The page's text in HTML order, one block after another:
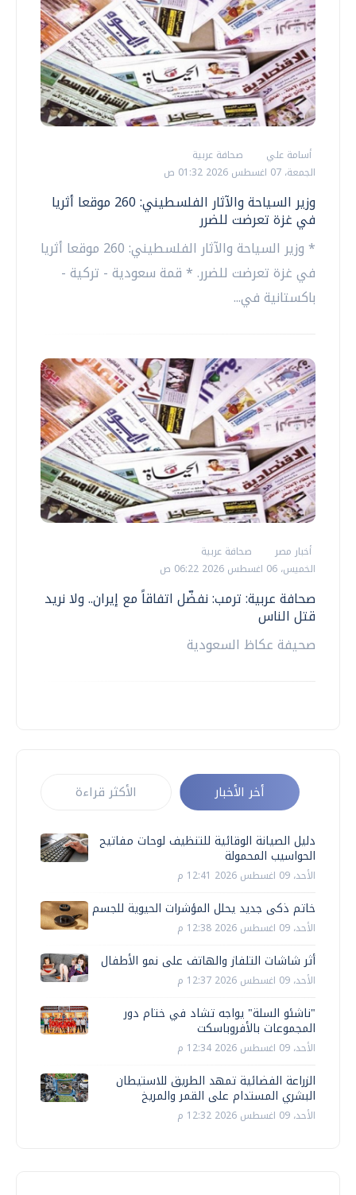
أسامة علي
صحافة عربية
الجمعة، 07 اغسطس 2026 01:32 ص
وزير السياحة والآثار الفلسطيني: 260 موقعا أثريا
في غزة تعرضت للضرر
* وزير السياحة والآثار الفلسطيني: 260 موقعا أثريا
في غزة تعرضت للضرر. * قمة سعودية - تركية -
باكستانية في...
أخبار مصر
صحافة عربية
الخميس، 06 اغسطس 2026 06:22 ص
صحافة عربية: ترمب: نفضّل اتفاقاً مع إيران.. ولا نريد
قتل الناس
صحيفة عكاظ السعودية
أخر الأخبار الأكثر قراءة
دليل الصيانة الوقائية للتنظيف لوحات مفاتيح
الحواسيب المحمولة
الأحد، 09 اغسطس 2026 12:41 م
خاتم ذكى جديد يحلل المؤشرات الحيوية للجسم
الأحد، 09 اغسطس 2026 12:38 م
أثر شاشات التلفاز والهاتف على نمو الأطفال
الأحد، 09 اغسطس 2026 12:37 م
"ناشئو السلة" يواجه تشاد في ختام دور
المجموعات بالأفروباسكت
الأحد، 09 اغسطس 2026 12:34 م
الزراعة الفضائية تمهد الطريق للاستيطان
البشري المستدام على القمر والمريخ
الأحد، 09 اغسطس 2026 12:32 م